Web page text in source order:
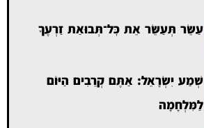
עַשֵּׂר תְּעַשֵּׂר אֵת כׇּל־תְּבוּאַת זַרְעֶךָ
שְׁמַע יִשְׂרָאֵל: אַתֶּם קְרֵבִים הַיּוֹם
לַמִּלְחָמָה